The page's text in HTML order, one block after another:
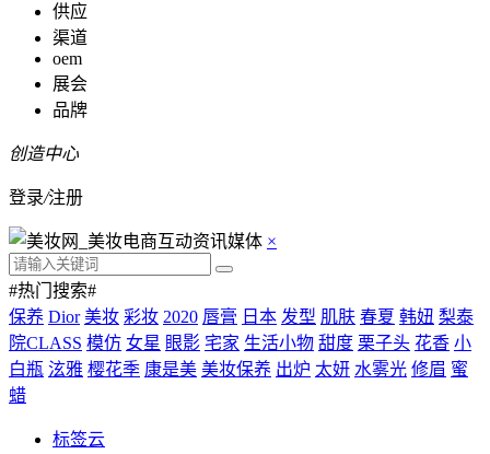
供应
渠道
oem
展会
品牌
创造中心
登录/注册
×
#热门搜索#
保养 Dior 美妆 彩妆 2020 唇膏 日本 发型 肌肤 春夏 韩妞 梨泰
院CLASS 模仿 女星 眼影 宅家 生活小物 甜度 栗子头 花香 小
白瓶 泫雅 樱花季 康是美 美妆保养 出炉 太妍 水雾光 修眉 蜜
蜡
标签云